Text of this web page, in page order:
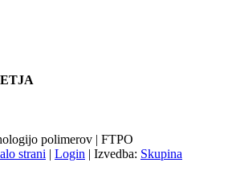
polimerov | FTPO
strani | Login | Izvedba: Skupina